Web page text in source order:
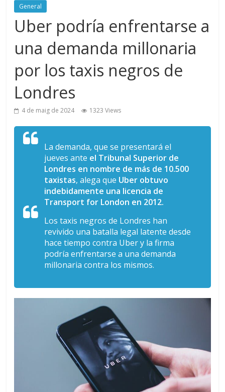
General
Uber podría enfrentarse a
una demanda millonaria
por los taxis negros de
Londres
4 de maig de 2024 1323 Views
La demanda, que se presentará el
jueves ante el Tribunal Superior de
Londres en nombre de más de 10.500
taxistas, alega que Uber obtuvo
indebidamente una licencia de
Transport for London en 2012.
Los taxis negros de Londres han
revivido una batalla legal latente desde
hace tiempo contra Uber y la firma
podría enfrentarse a una demanda
millonaria contra los mismos.